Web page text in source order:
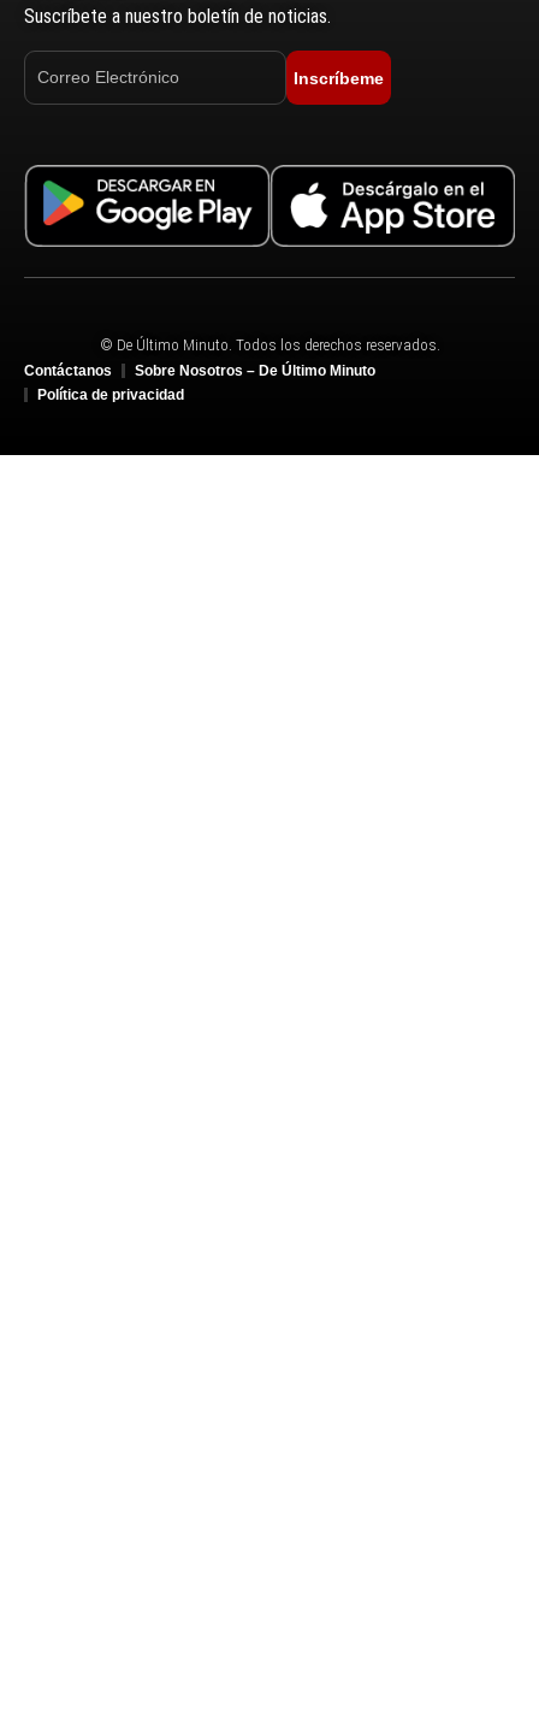
Suscríbete a nuestro boletín de noticias.
Inscríbeme
© De Último Minuto. Todos los derechos reservados.
Contáctanos
Sobre Nosotros – De Último Minuto
Política de privacidad